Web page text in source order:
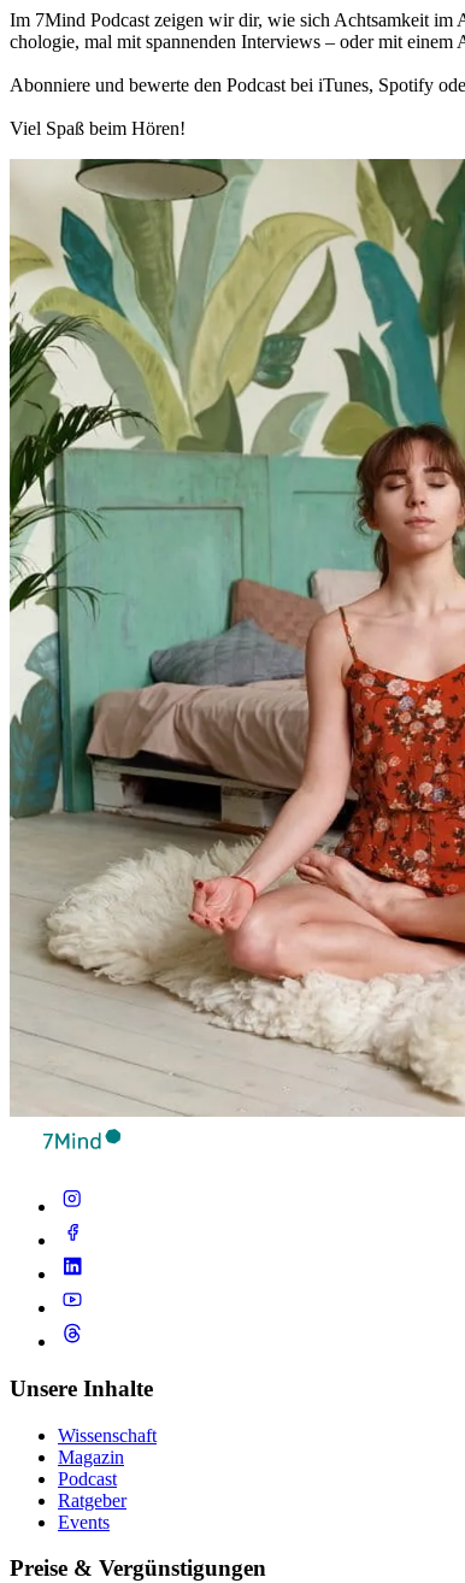
Im 7Mind Pod­cast zeigen wir dir, wie sich Acht­sam­keit im
cho­lo­gie, mal mit spannenden Interviews – oder mit
Abon­niere und bewerte den Pod­cast bei iTunes, Spo­tify
Viel Spaß beim Hören!
Unsere Inhalte
Wissenschaft
Magazin
Podcast
Ratgeber
Events
Preise & Vergünstigungen